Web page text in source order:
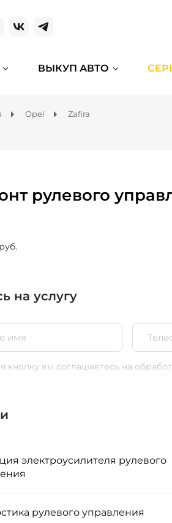
ВЫКУП АВТО
Opel Zafira
рулевого
на услугу
кнопку вы соглашаетесь на
электроусилителя рулевого
рулевого управления